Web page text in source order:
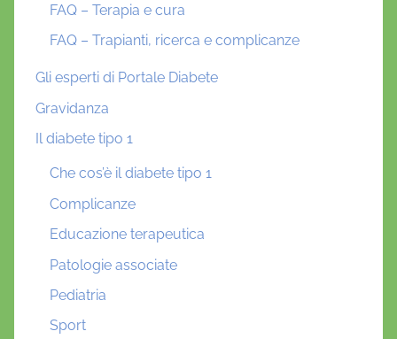
FAQ – Terapia e cura
FAQ – Trapianti, ricerca e complicanze
Gli esperti di Portale Diabete
Gravidanza
Il diabete tipo 1
Che cos’è il diabete tipo 1
Complicanze
Educazione terapeutica
Patologie associate
Pediatria
Sport